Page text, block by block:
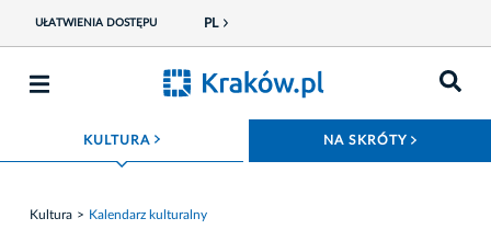
UŁATWIENIA DOSTĘPU PL
KULTURA ROZWIŃ MENU NA SKRÓTY
Kultura Kalendarz kulturalny